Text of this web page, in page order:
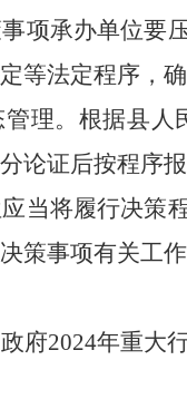
项承办单位要
等法定程序，
理。根据县
论证后按程序
当将履行决策
策事项有关工
府2024年重大